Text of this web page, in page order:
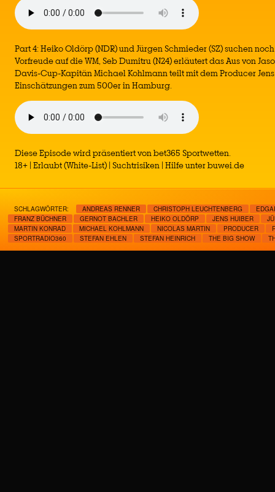
Part 4: Heiko Oldörp (NDR) und Jürgen Schmieder (SZ) suchen
Vorfreude auf die WM, Seb Dumitru (N24) erläutert das Aus von
Davis-Cup-Kapitän Michael Kohlmann teilt mit dem Producer
Einschätzungen zum 500er in Hamburg.
Diese Episode wird präsentiert von bet365 Sportwetten.
18+ | Erlaubt (White-List) | Suchtrisiken | Hilfe unter buwei.de
SCHLAGWÖRTER: ANDREAS RENNER CHRISTOPH LEUCHTENBERG
FRANZ BÜCHNER
GERNOT BACHLER HEIKO OLDÖRP JENS HUIBER
MARTIN KONRAD
MICHAEL KOHLMANN NICOLAS MARTIN PRODUCER
SPORTRADIO360
STEFAN EHLEN STEFAN HEINRICH THE BIG SHOW